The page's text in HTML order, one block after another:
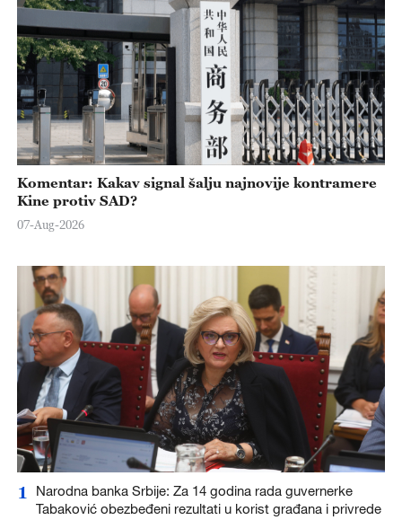
Komentar: Kakav signal šalju najnovije kontramere
Kine protiv SAD?
07-Aug-2026
1
Narodna banka Srbije: Za 14 godina rada guvernerke
Tabaković obezbeđeni rezultati u korist građana i privrede